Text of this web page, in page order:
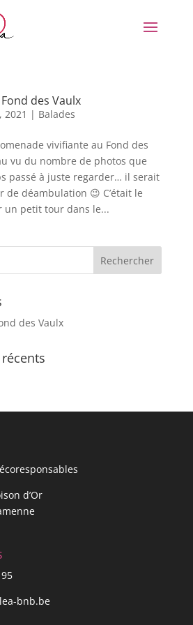
des Vaulx
2021 | Balades
vivifiante au Fond des
vu du nombre de photos que
passé à juste regarder… il serait
de déambulation 😉 C’était le
un petit tour dans le...
des Vaulx
d’Or
bnb.be